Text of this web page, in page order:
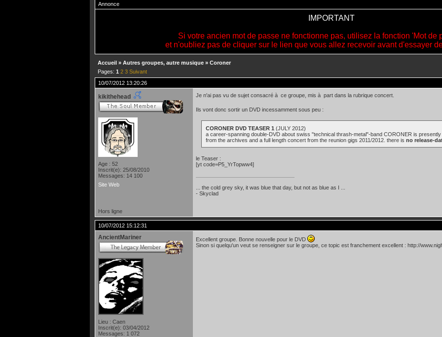
Annonce
IMPORTANT
Si votre ancien mot de passe ne fonctionne pas, utilisez la fonction 'Mot de
et n'oubliez pas de cliquer sur le lien que vous allez recevoir avant d'essayer
Accueil » Autres groupes, autre musique » Coroner
Pages: 1 2 3 Suivant
10/07/2012 13:20:26
kikithehead
Age : 52
Inscrit(e): 25/08/2010
Messages: 14 100
Site Web
Je n'ai pas vu de sujet consacré à ce groupe, mis à part dans la rubrique concert.
Ils vont donc sortir un DVD incessamment sous peu :
CORONER DVD TEASER 1 (JULY 2012)
a career-spanning double-DVD about swiss "technical thrash-metal"-band CORONER is
from the archives and a full length concert from the reunion gigs 2011/2012. there isno release-
le Teaser :
[yt code=P5_YrTopww4]
... the cold grey sky, it was blue that day, but not as blue as I ...
- Skyclad
Hors ligne
10/07/2012 15:12:31
AncientMariner
Lieu : Caen
Inscrit(e): 03/04/2012
Messages: 1 072
Excellent groupe. Bonne nouvelle pour le DVD
Sinon si quelqu'un veut se renseigner sur le groupe, ce topic est franchement excellent : http://